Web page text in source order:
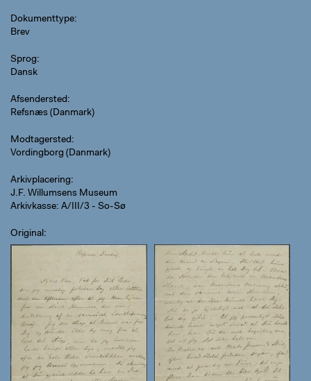
Dokumenttype
Brev
Sprog
Dansk
Afsendersted
Refsnæs (Danmark)
Modtagersted
Vordingborg (Danmark)
Arkivplacering
J.F. Willumsens Museum
Arkivkasse: A/III/3 - So-Sø
Original